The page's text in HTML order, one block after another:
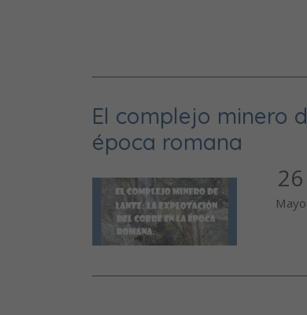
El complejo minero
época romana
26
Mayo